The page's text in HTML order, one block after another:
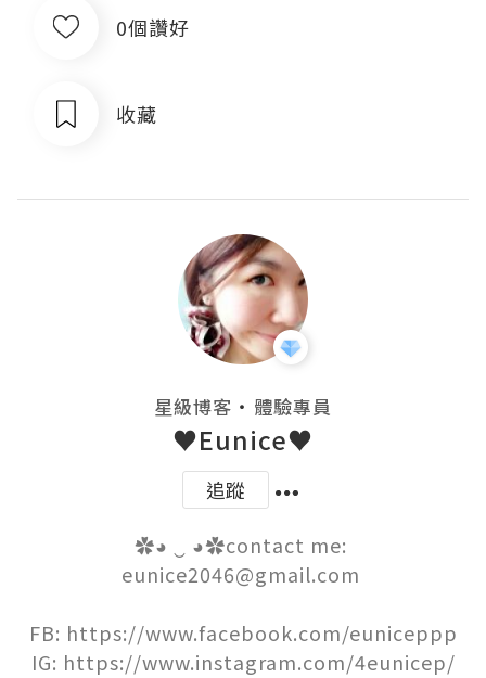
0個讚好
收藏
星級博客 ・ 體驗專員
♥Eunice♥
追蹤
✿◕ ‿ ◕✿contact me:
eunice2046@gmail.com
FB: https://www.facebook.com/euniceppp
IG: https://www.instagram.com/4eunicep/